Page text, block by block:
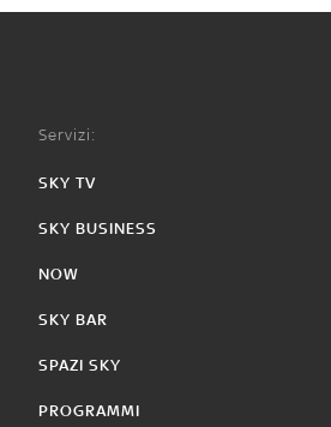
Servizi:
SKY TV
SKY BUSINESS
NOW
SKY BAR
SPAZI SKY
PROGRAMMI